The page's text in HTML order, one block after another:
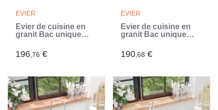
EVIER
Évier de cuisine en
granit Bac unique
196,76 €
EVIER
Évier de cuisine en
granit Bac unique
190,68 €